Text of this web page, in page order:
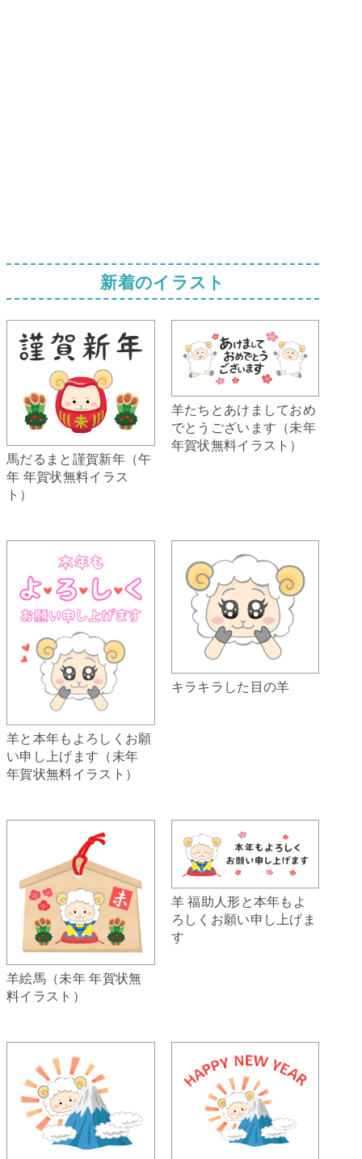
新着のイラスト
馬だるまと謹賀新年（午
年 年賀状無料イラス
ト）
羊たちとあけましておめ
でとうございます（未年
年賀状無料イラスト）
羊と本年もよろしくお願
い申し上げます（未年
年賀状無料イラスト）
キラキラした目の羊
羊絵馬（未年 年賀状無
料イラスト）
羊 福助人形と本年もよ
ろしくお願い申し上げま
す